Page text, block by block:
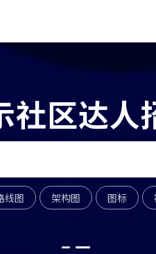
社区达人
线图 架构图 图标